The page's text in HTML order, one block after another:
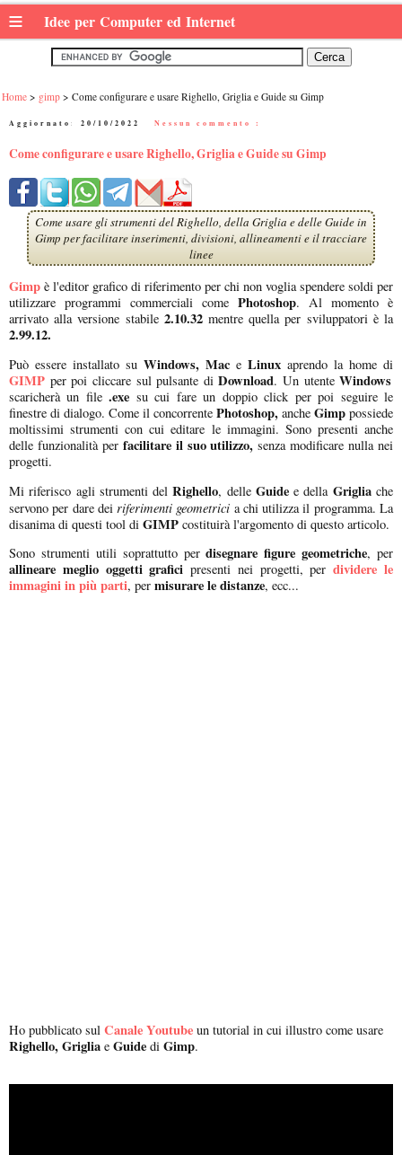
≡ Idee per Computer ed Internet
Home gimp Come configurare e usare Righello, Griglia e Guide su Gimp
Aggiornato: 20/10/2022 Nessun commento :
Come configurare e usare Righello, Griglia e Guide su Gimp
Come usare gli strumenti del Righello, della Griglia e delle Guide in
Gimp per facilitare inserimenti, divisioni, allineamenti e il tracciare
linee
Gimp è l'editor grafico di riferimento per chi non voglia spendere soldi per
utilizzare programmi commerciali come Photoshop. Al momento è
arrivato alla versione stabile 2.10.32mentre quella per sviluppatori è la
2.99.12.
Può essere installato su Windows, Mac e Linux aprendo la home di
GIMP per poi cliccare sul pulsante diDownload. Un utenteWindows
scaricherà un file.exe su cui fare un doppio click per poi seguire le
finestre di dialogo. Come il concorrente Photoshop, anche Gimp possiede
moltissimi strumenti con cui editare le immagini. Sono presenti anche
delle funzionalità perfacilitare il suo utilizzo, senza modificare nulla nei
progetti.
Mi riferisco agli strumenti delRighello, delleGuidee della Grigliache
servono per dare dei riferimenti geometrici a chi utilizza il programma. La
disanima di questi tool di GIMP costituirà l'argomento di questo articolo.
Sono strumenti utili soprattutto perdisegnare figure geometriche, per
allineare meglio oggetti graficipresenti nei progetti, per dividere le
immagini in più parti, per misurare le distanze, ecc...
Ho pubblicato sul Canale Youtube un tutorial in cui illustro come usare
Righello, Griglia e Guide di Gimp.